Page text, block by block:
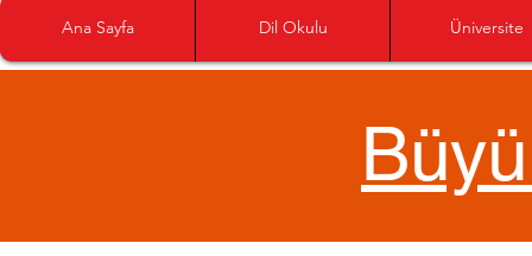
Ana Sayfa Dil Okulu Üniversite